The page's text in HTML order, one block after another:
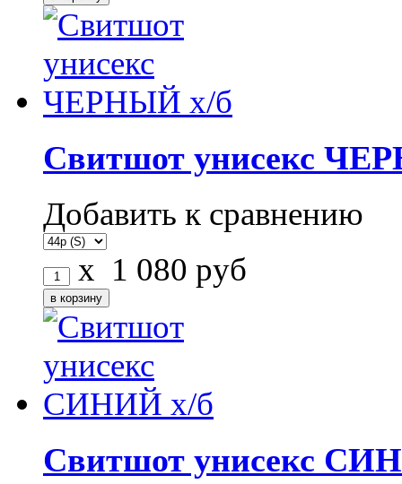
Свитшот унисекс
Добавить к сравнению
x 1 080 руб
Свитшот унисекс